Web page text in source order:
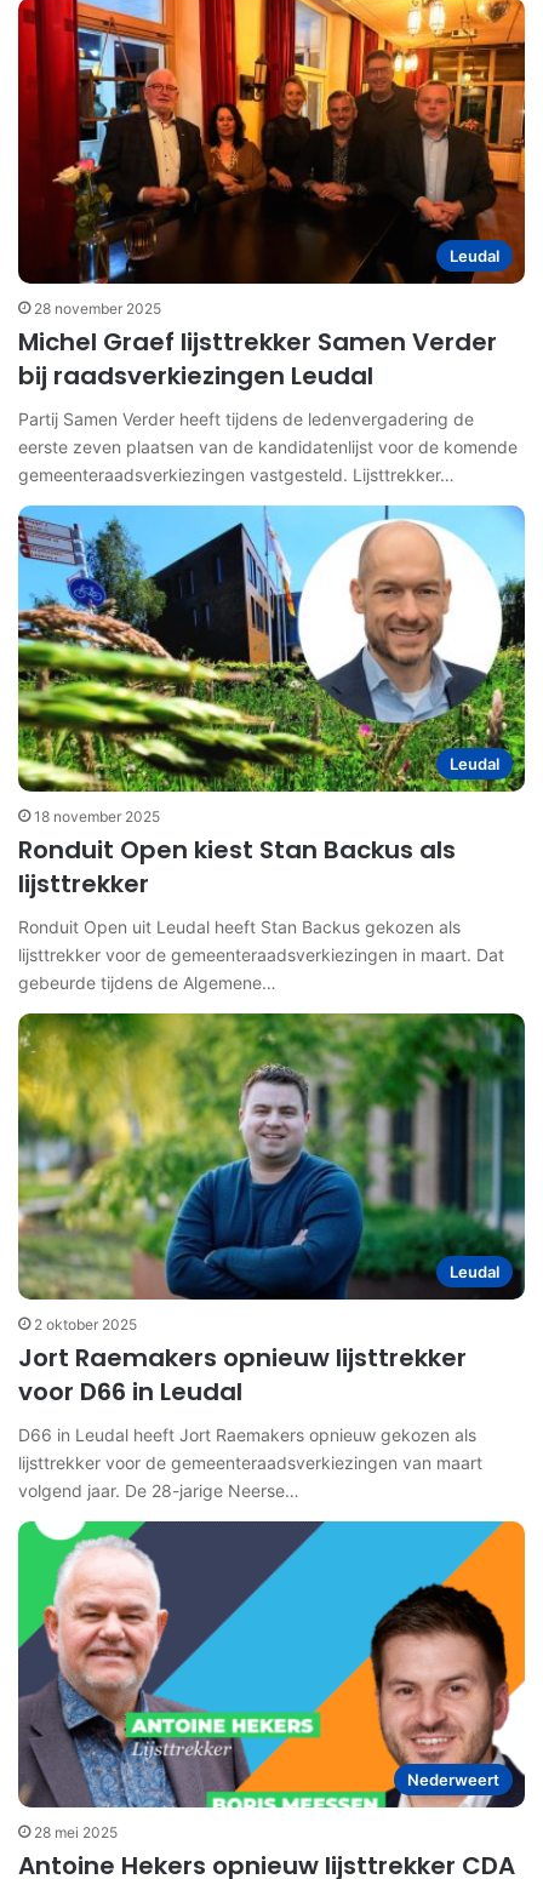
Leudal
28 november 2025
Michel Graef lijsttrekker Samen Verder
bij raadsverkiezingen Leudal
Partij Samen Verder heeft tijdens de ledenvergadering de
eerste zeven plaatsen van de kandidatenlijst voor de komende
gemeenteraadsverkiezingen vastgesteld. Lijsttrekker…
Leudal
18 november 2025
Ronduit Open kiest Stan Backus als
lijsttrekker
Ronduit Open uit Leudal heeft Stan Backus gekozen als
lijsttrekker voor de gemeenteraadsverkiezingen in maart. Dat
gebeurde tijdens de Algemene…
Leudal
2 oktober 2025
Jort Raemakers opnieuw lijsttrekker
voor D66 in Leudal
D66 in Leudal heeft Jort Raemakers opnieuw gekozen als
lijsttrekker voor de gemeenteraadsverkiezingen van maart
volgend jaar. De 28-jarige Neerse…
Nederweert
28 mei 2025
Antoine Hekers opnieuw lijsttrekker CDA